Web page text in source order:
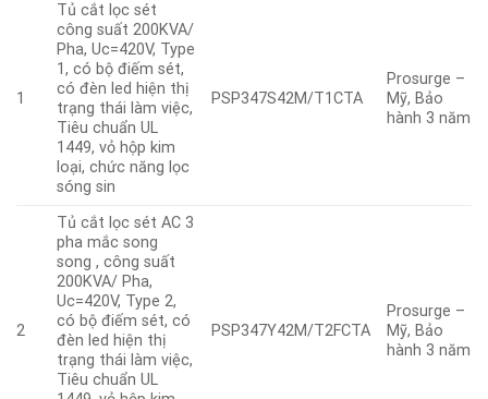
1
Tủ cắt lọc sét
công suất 200KVA/
Pha, Uc=420V, Type
1, có bộ điếm sét,
có đèn led hiện thị
trạng thái làm việc,
Tiêu chuẩn UL
1449, vỏ hộp kim
loại, chức năng lọc
sóng sin
PSP347S42M/T1CTA
Prosurge –
Mỹ, Bảo
hành 3 năm
2
Tủ cắt lọc sét AC 3
pha mắc song
song , công suất
200KVA/ Pha,
Uc=420V, Type 2,
có bộ điếm sét, có
đèn led hiện thị
trạng thái làm việc,
Tiêu chuẩn UL
PSP347Y42M/T2FCTA
Prosurge –
Mỹ, Bảo
hành 3 năm